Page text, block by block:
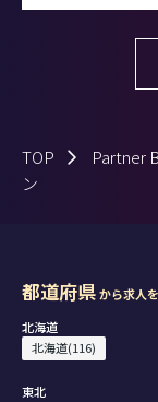
TOP Partner
ン
都道府県から求人
北海道
北海道(116)
東北